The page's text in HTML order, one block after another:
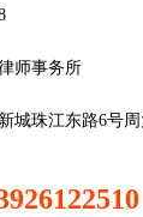
师事务所
城珠江东路6号